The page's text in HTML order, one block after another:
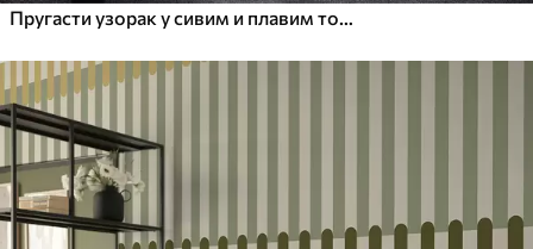
Пругасти узорак у сивим и плавим тоновима